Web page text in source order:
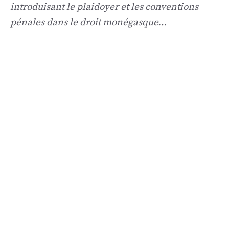
introduisant le plaidoyer et les conventions
pénales dans le droit monégasque…